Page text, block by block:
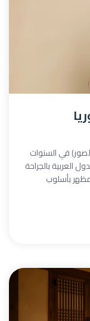
الصور) في السنوات
العربية بالجراحة
بأسلوب